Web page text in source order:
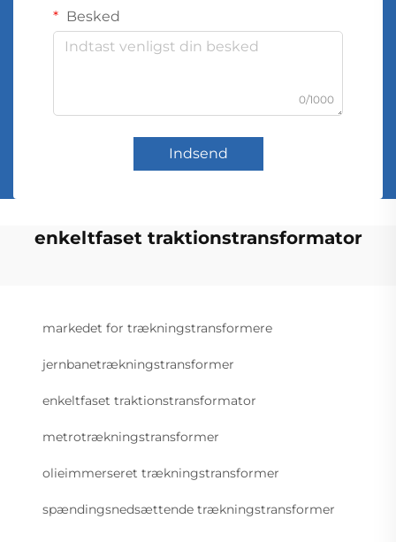
Besked
0/1000
Indsend
enkeltfaset traktionstransformator
markedet for trækningstransformere
jernbanetrækningstransformer
enkeltfaset traktionstransformator
metrotrækningstransformer
olieimmerseret trækningstransformer
spændingsnedsættende trækningstransformer